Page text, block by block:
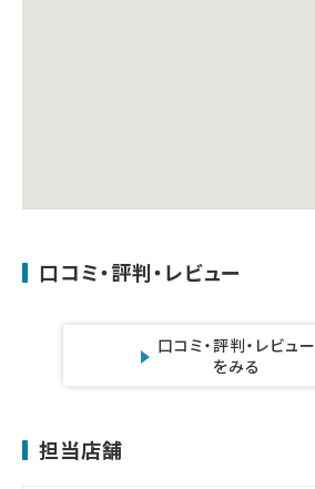
口コミ・評判・レビュー
口コミ・評判・レビュー
をみる
担当店舗